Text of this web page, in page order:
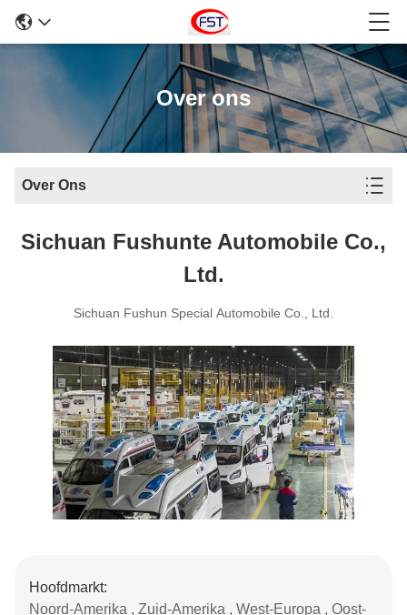
Over ons
Over Ons
Sichuan Fushunte Automobile Co.,
Ltd.
Sichuan Fushun Special Automobile Co., Ltd.
Hoofdmarkt:
Noord-Amerika , Zuid-Amerika , West-Europa , Oost-